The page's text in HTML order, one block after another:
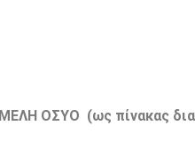
ΟΣΥΟ (ως πίνακας